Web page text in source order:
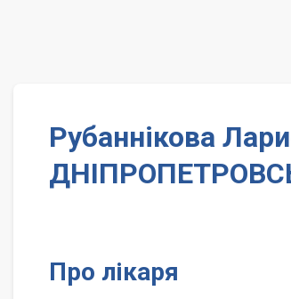
Рубаннікова
Про лікаря